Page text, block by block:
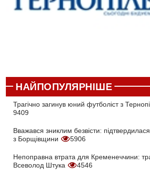
НАЙПОПУЛЯРНІШЕ
Трагічно загинув юний футболіст з
9409
Вважався зниклим безвісти:
з Борщівщини
5906
Непоправна втрата для Кременеччини:
Всеволод Штука
4546